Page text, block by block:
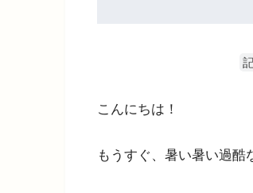
こんにちは！
もうすぐ、暑い暑い過酷